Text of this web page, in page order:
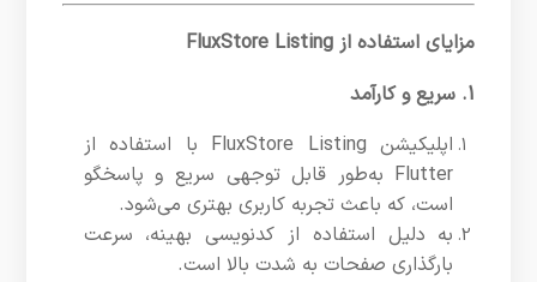
مزایای استفاده از FluxStore Listing
1. سریع و کارآمد
اپلیکیشن FluxStore Listing با استفاده از
Flutter به‌طور قابل توجهی سریع و پاسخگو
است، که باعث تجربه کاربری بهتری می‌شود.
به دلیل استفاده از کدنویسی بهینه، سرعت
بارگذاری صفحات به شدت بالا است.